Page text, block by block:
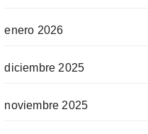
enero 2026
diciembre 2025
noviembre 2025